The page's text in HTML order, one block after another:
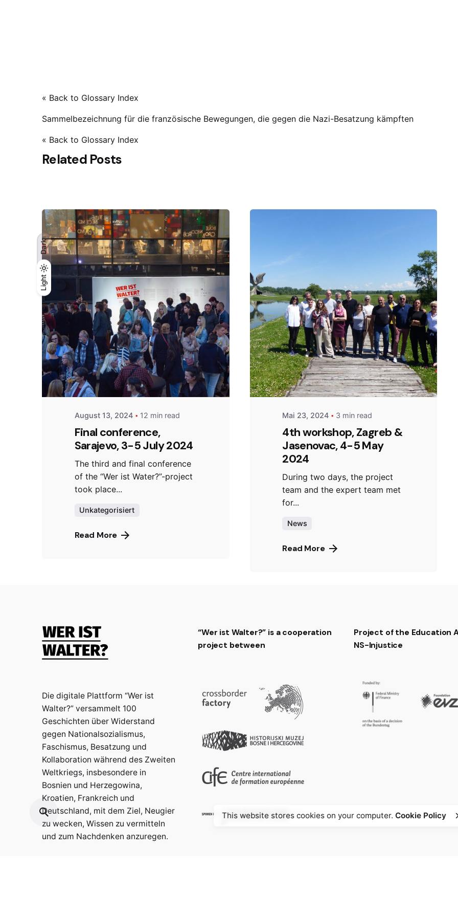
Light
Dark
Light
Dark
« Back to Glossary Index
Sammelbezeichnung für die französische Bewegungen, die gegen die Nazi-Besatzung kämpften
« Back to Glossary Index
Related Posts
Posted by
admin
August 13, 2024 12 min read
Final conference,
Sarajevo, 3-5 July 2024
The third and final conference
of the “Wer ist Water?”-project
took place...
Unkategorisiert
Read More
Posted by
admin
Mai 23, 2024 3 min read
4th workshop, Zagreb &
Jasenovac, 4-5 May
2024
During two days, the project
team and the expert team met
for...
News
Read More
Die digitale Plattform “Wer ist
Walter?” versammelt 100
Geschichten über Widerstand
gegen Nationalsozialismus,
Faschismus, Besatzung und
Kollaboration während des Zweiten
Weltkriegs, insbesondere in
Bosnien und Herzegowina,
Kroatien, Frankreich und
Deutschland, mit dem Ziel, Neugier
zu wecken, Wissen zu vermitteln
und zum Nachdenken anzuregen.
“Wer ist Walter?” is a cooperation
project between
Project of the Education
NS-Injustice
This website stores cookies on your computer.Cookie Policy